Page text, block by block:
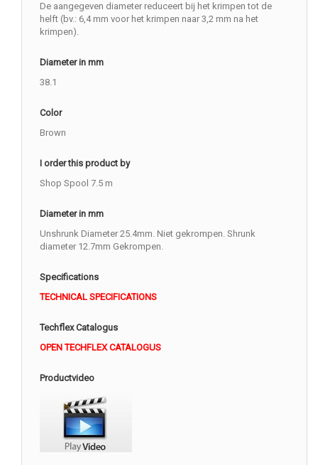
De aangegeven diameter reduceert bij het krimpen tot de
helft (bv.: 6,4 mm voor het krimpen naar 3,2 mm na het
krimpen).
Diameter in mm
38.1
Color
Brown
I order this product by
Shop Spool 7.5 m
Diameter in mm
Unshrunk Diameter 25.4mm. Niet gekrompen. Shrunk
diameter 12.7mm Gekrompen.
Specifications
TECHNICAL SPECIFICATIONS
Techflex Catalogus
OPEN TECHFLEX CATALOGUS
Productvideo